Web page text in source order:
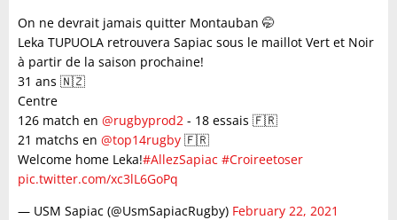
On ne devrait jamais quitter Montauban 🤭
Leka TUPUOLA retrouvera Sapiac sous le maillot Vert et Noir
à partir de la saison prochaine!
31 ans 🇳🇿
Centre
126 match en @rugbyprod2 - 18 essais 🇫🇷
21 matchs en @top14rugby 🇫🇷
Welcome home Leka!#AllezSapiac #Croireetoser
pic.twitter.com/xc3lL6GoPq
— USM Sapiac (@UsmSapiacRugby) February 22, 2021